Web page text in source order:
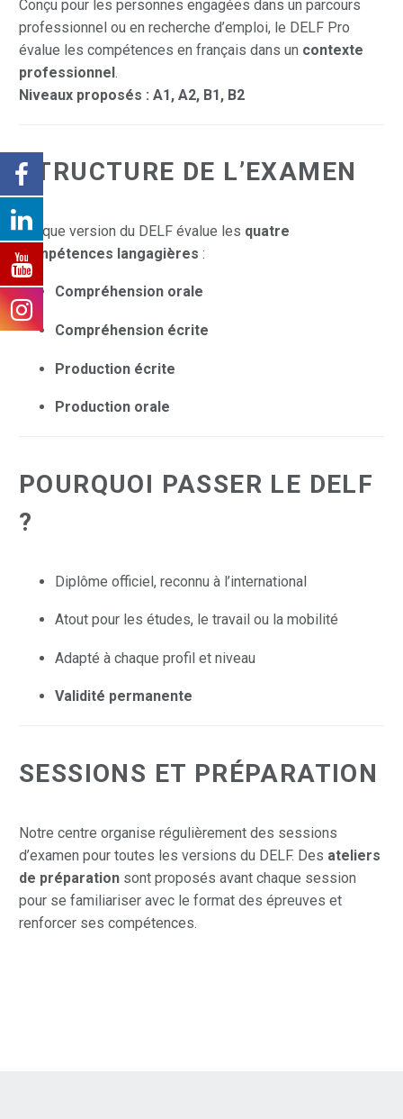
Conçu pour les personnes engagées dans un parcours
professionnel ou en recherche d’emploi, le DELF Pro
évalue les compétences en français dans un contexte
professionnel.
Niveaux proposés : A1, A2, B1, B2
STRUCTURE DE L’EXAMEN
Chaque version du DELF évalue les quatre
compétences langagières :
Compréhension orale
Compréhension écrite
Production écrite
Production orale
POURQUOI PASSER LE DELF
?
Diplôme officiel, reconnu à l’international
Atout pour les études, le travail ou la mobilité
Adapté à chaque profil et niveau
Validité permanente
SESSIONS ET PRÉPARATION
Notre centre organise régulièrement des sessions
d’examen pour toutes les versions du DELF. Des ateliers
de préparation sont proposés avant chaque session
pour se familiariser avec le format des épreuves et
renforcer ses compétences.